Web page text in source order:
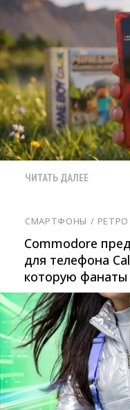
ЧИТАТЬ ДАЛЕЕ
СМАРТФОНЫ / РЕТРО
Commodore
для телефона
которую фанаты